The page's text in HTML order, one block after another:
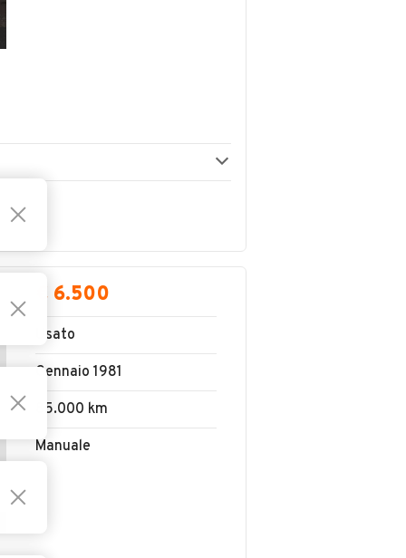
€ 6.500
Usato
Gennaio 1981
85.000 km
Manuale